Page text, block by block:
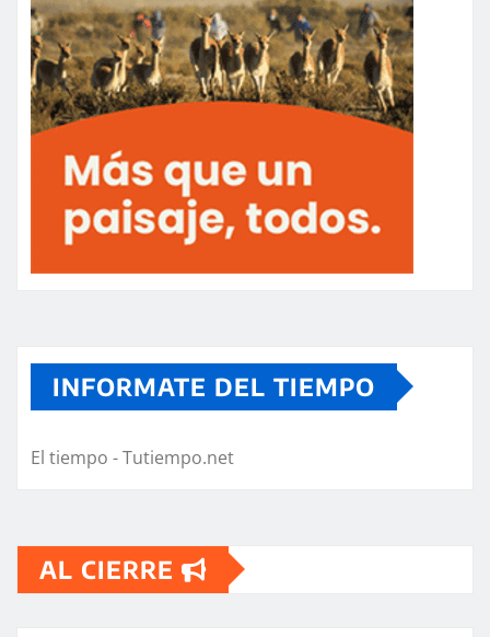
INFORMATE DEL TIEMPO
El tiempo - Tutiempo.net
AL CIERRE